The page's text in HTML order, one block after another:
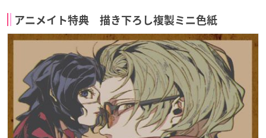
アニメイト特典 描き下ろし複製ミニ色紙